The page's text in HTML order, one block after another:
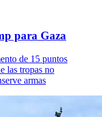
para Gaza
de 15 puntos
las tropas no
armas